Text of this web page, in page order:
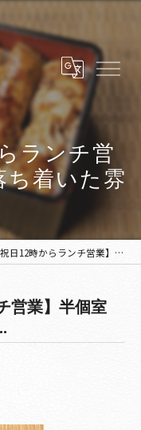
ランチ営
ち着いた雰
時からランチ営業】半個室のある落ち着いた雰囲気...
営業】半個室